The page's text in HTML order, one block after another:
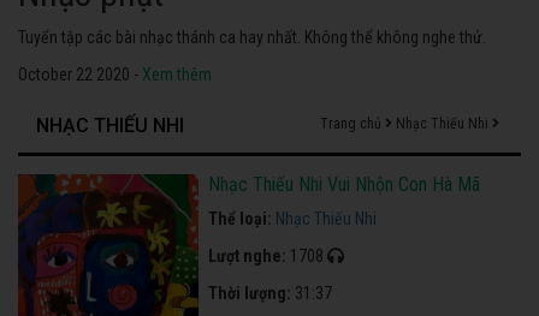
Tuyển tập các bài nhạc thánh ca hay nhất. Không thể không nghe thử.
October 22 2020 - Xem thêm
NHẠC THIẾU NHI Trang chủ Nhạc Thiếu Nhi
Nhạc Thiếu Nhi Vui Nhộn Con Hà Mã
Thể loại: Nhạc Thiếu Nhi
Lượt nghe: 1708
Thời lượng: 31:37